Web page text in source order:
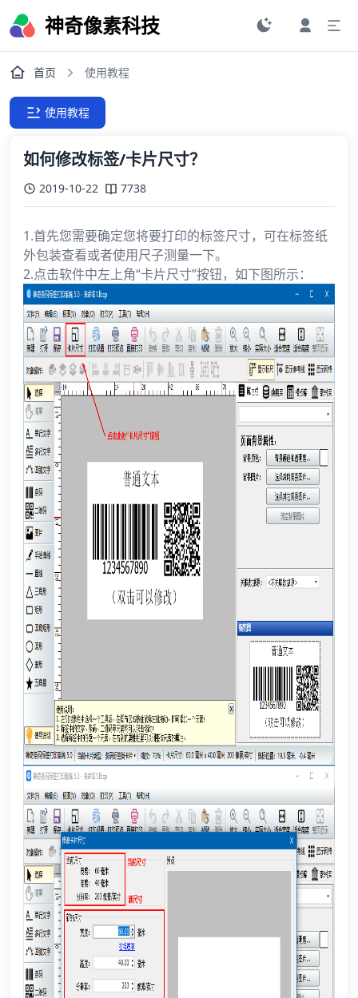
神奇像素科技
首页 使用教程
使用教程
如何修改标签/卡片尺寸？
2019-10-22 7738
1.首先您需要确定您将要打印的标签尺寸，可在标签纸
外包装查看或者使用尺子测量一下。
2.点击软件中左上角“卡片尺寸”按钮，如下图所示：